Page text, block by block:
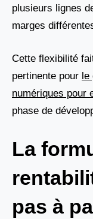
plusieurs lignes
marges
Cette flexibilité
pertinente pour le
numériques pour
phase de
La
pas à